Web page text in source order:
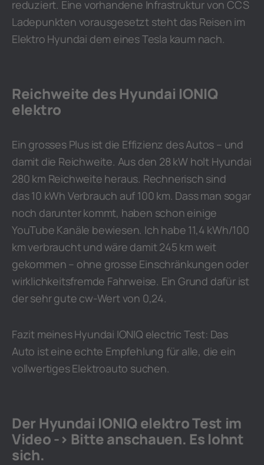
reduziert. Eine vorhandene Infrastruktur von CCS
Ladepunkten vorausgesetzt steht das Reisen im
Elektro Hyundai dem eines Tesla kaum nach.
Reichweite des Hyundai IONIQ
elektro
Ein grosses Plus ist die Effizienz des Autos – und
damit die Reichweite. Aus den 28 kW holt Hyundai
280 km Reichweite heraus. Rechnerisch sind
das 10 kWh Verbrauch auf 100 km. Dass man sogar
noch darunter kommt, haben schon einige
YouTube Kanäle bewiesen. Ich habe 11,4 kWh/100
km verbraucht und wäre damit 245 km weit
gekommen – ohne grosse Einschränkungen oder
wirklichkeitsfremde Fahrweise. Ein Grund dafür ist
der sehr gute cw-Wert von 0,24.
Fazit meines Hyundai IONIQ electric Test: Das
Auto ist eine echte Empfehlung für alle, die ein
vollwertiges Elektroauto suchen.
Der Hyundai IONIQ elektro Test im
Video -> Bitte anschauen. Es lohnt
sich.